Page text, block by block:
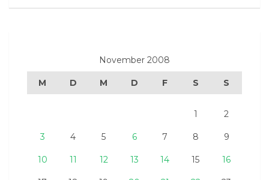
November 2008
M D M D F S S
1 2
3 4 5 6 7 8 9
10 11 12 13 14 15 16